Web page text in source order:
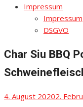
Impressum
Impressum
DSGVO
Char Siu BBQ
Posted
4. August 20202.